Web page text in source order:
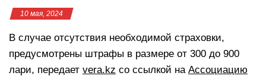
10 мая, 2024
В случае отсутствия необходимой страховки,
предусмотрены штрафы в размере от 300 до 900
лари, передает vera.kz со ссылкой на Ассоциацию